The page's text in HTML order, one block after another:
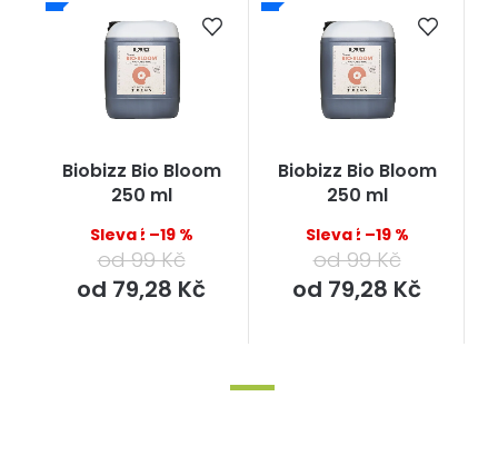
Biobizz Bio Bloom
250 ml
až –19 %
od 99 Kč
od 79,28 Kčcena:
Biobizz Bio Bloom
250 ml
až –19 %
od 99 Kč
od 79,28 Kčcena: